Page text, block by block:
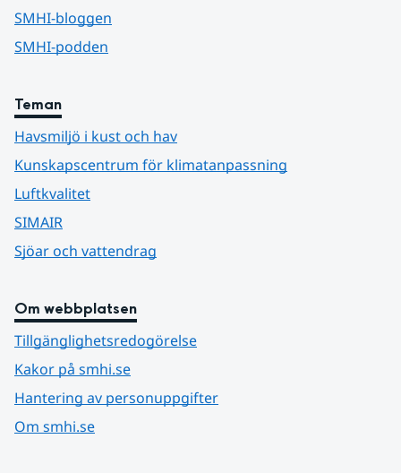
SMHI-bloggen
SMHI-podden
Teman
Havsmiljö i kust och hav
Kunskapscentrum för klimatanpassning
Luftkvalitet
SIMAIR
Sjöar och vattendrag
Om webbplatsen
Tillgänglighetsredogörelse
Kakor på smhi.se
Hantering av personuppgifter
Om smhi.se